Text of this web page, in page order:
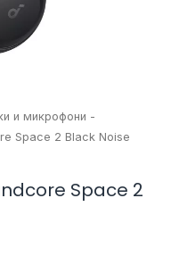
и микрофони -
Space 2 Black Noise
Space 2